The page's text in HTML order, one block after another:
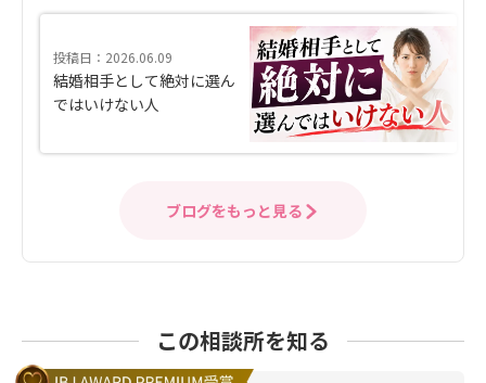
投稿日：2026.06.09
結婚相手として絶対に選ん
ではいけない人
ブログをもっと見る
この相談所を知る